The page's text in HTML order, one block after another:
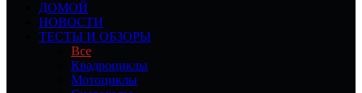
ДОМОЙ
НОВОСТИ
ТЕСТЫ И ОБЗОРЫ
Все
Квадроциклы
Мотоциклы